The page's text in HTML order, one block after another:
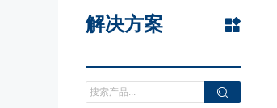
解决方案